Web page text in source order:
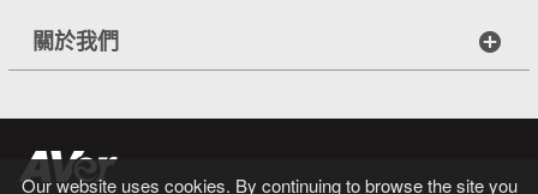
關於我們
Our website uses cookies. By continuing to browse the site you